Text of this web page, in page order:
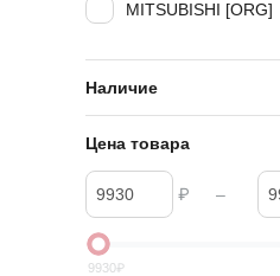
MITSUBISHI [ORG]
Наличие
Цена товара
₽ –
9930₽